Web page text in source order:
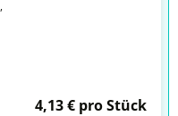
,
4,13 € pro Stück